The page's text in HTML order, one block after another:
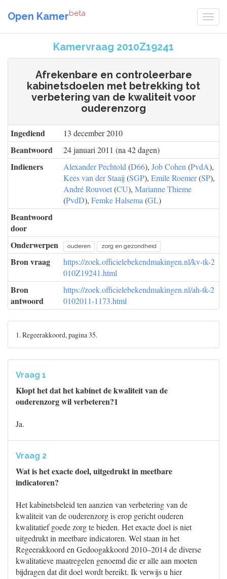
Open Kamerbeta
Kamervraag 2010Z19241
Afrekenbare en controleerbare
kabinetsdoelen met betrekking tot
verbetering van de kwaliteit voor
ouderenzorg
Ingediend 13 december 2010
Beantwoord 24 januari 2011 (na 42 dagen)
Indieners Alexander Pechtold (D66), Job Cohen (PvdA),
Kees van der Staaij (SGP), Emile Roemer(SP),
André Rouvoet(CU), Marianne Thieme
(PvdD), Femke Halsema (GL)
Beantwoord
door
Onderwerpen
ouderen zorg en gezondheid
Bron vraag
https://zoek.officielebekendmakingen.nl/kv-tk-2
010Z19241.html
Bron
antwoord
https://zoek.officielebekendmakingen.nl/ah-tk-2
0102011-1173.html
1. Regeerakkoord, pagina 35.
Vraag 1
Klopt het dat het kabinet de kwaliteit van de
ouderenzorg wil verbeteren?1
Ja.
Vraag 2
Wat is het exacte doel, uitgedrukt in meetbare
indicatoren?
Het kabinetsbeleid ten aanzien van verbetering van de
kwaliteit van de ouderenzorg is erop gericht ouderen
kwalitatief goede zorg te bieden. Het exacte doel is niet
uitgedrukt in meetbare indicatoren. Wel staan in het
Regeerakkoord en Gedoogakkoord 2010–2014 de diverse
kwalitatieve maatregelen genoemd die er alle aan moeten
bijdragen dat dit doel wordt bereikt. Ik verwijs u hier